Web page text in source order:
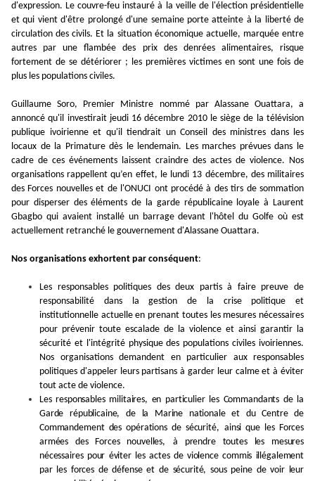
d'expression. Le couvre-feu instauré à la veille de l'élection présidentielle
et qui vient d'être prolongé d'une semaine porte atteinte à la liberté de
circulation des civils. Et la situation économique actuelle, marquée entre
autres par une flambée des prix des denrées alimentaires, risque
fortement de se détériorer ; les premières victimes en sont une fois de
plus les populations civiles.
Guillaume Soro, Premier Ministre nommé par Alassane Ouattara, a
annoncé qu'il investirait jeudi 16 décembre 2010 le siège de la télévision
publique ivoirienne et qu'il tiendrait un Conseil des ministres dans les
locaux de la Primature dès le lendemain. Les marches prévues dans le
cadre de ces événements laissent craindre des actes de violence. Nos
organisations rappellent qu’en effet, le lundi 13 décembre, des militaires
des Forces nouvelles et de l'ONUCI ont procédé à des tirs de sommation
pour disperser des éléments de la garde républicaine loyale à Laurent
Gbagbo qui avaient installé un barrage devant l'hôtel du Golfe où est
actuellement retranché le gouvernement d'Alassane Ouattara.
Nos organisations exhortent par conséquent:
Les responsables politiques des deux partis à faire preuve de
responsabilité dans la gestion de la crise politique et
institutionnelle actuelle en prenant toutes les mesures nécessaires
pour prévenir toute escalade de la violence et ainsi garantir la
sécurité et l'intégrité physique des populations civiles ivoiriennes.
Nos organisations demandent en particulier aux responsables
politiques d'appeler leurs partisans à garder leur calme et à éviter
tout acte de violence.
Les responsables militaires, en particulier les Commandants de la
Garde républicaine, de la Marine nationale et du Centre de
Commandement des opérations de sécurité, ainsi que les Forces
armées des Forces nouvelles,
à prendre toutes les mesures
nécessaires pour éviter les actes de violence commis illégalement
par les forces de défense et de sécurité, sous peine de voir leur